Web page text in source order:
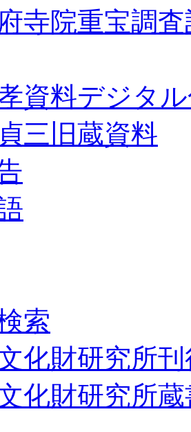
寺院重宝調
資料デジタ
三旧蔵資料
索
化財研究所
化財研究所